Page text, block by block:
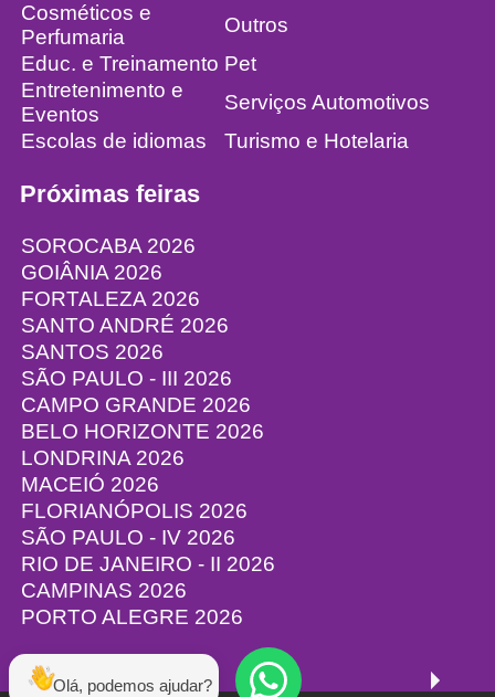
Olá, podemos ajudar?
Cosméticos e
Perfumaria
Outros
Educ. e Treinamento Pet
Entretenimento e
Eventos
Serviços Automotivos
Escolas de idiomas
Turismo e Hotelaria
Próximas feiras
SOROCABA 2026
GOIÂNIA 2026
FORTALEZA 2026
SANTO ANDRÉ 2026
SANTOS 2026
SÃO PAULO - III 2026
CAMPO GRANDE 2026
BELO HORIZONTE 2026
LONDRINA 2026
MACEIÓ 2026
FLORIANÓPOLIS 2026
SÃO PAULO - IV 2026
RIO DE JANEIRO - II 2026
CAMPINAS 2026
PORTO ALEGRE 2026